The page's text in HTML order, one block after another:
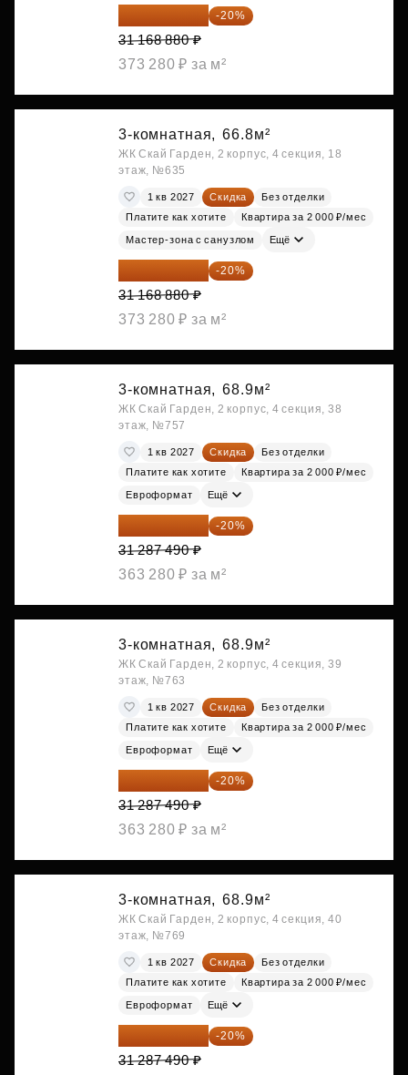
24 935 104 ₽ -20%
31 168 880 ₽
373 280 ₽ за м²
3-комнатная, 66.8м²
ЖК Скай Гарден, 2 корпус, 4 секция, 18
этаж, №635
1 кв 2027 Скидка
Без отделки
Платите как хотите
Квартира за 2 000 ₽/мес
Мастер-зона с санузлом Ещё
24 935 104 ₽ -20%
31 168 880 ₽
373 280 ₽ за м²
3-комнатная, 68.9м²
ЖК Скай Гарден, 2 корпус, 4 секция, 38
этаж, №757
1 кв 2027 Скидка
Без отделки
Платите как хотите
Квартира за 2 000 ₽/мес
Евроформат Ещё
25 029 992 ₽ -20%
31 287 490 ₽
363 280 ₽ за м²
3-комнатная, 68.9м²
ЖК Скай Гарден, 2 корпус, 4 секция, 39
этаж, №763
1 кв 2027 Скидка
Без отделки
Платите как хотите
Квартира за 2 000 ₽/мес
Евроформат Ещё
25 029 992 ₽ -20%
31 287 490 ₽
363 280 ₽ за м²
3-комнатная, 68.9м²
ЖК Скай Гарден, 2 корпус, 4 секция, 40
этаж, №769
1 кв 2027 Скидка
Без отделки
Платите как хотите
Квартира за 2 000 ₽/мес
Евроформат Ещё
25 029 992 ₽ -20%
31 287 490 ₽